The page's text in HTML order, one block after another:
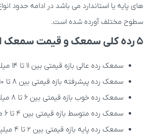
های پایه یا استاندارد می باشد در ادامه حدود
سطوح مختلف آورده شده است.
5 رده کلی سمعک و قیمت سمعک ارزان
سمعک رده عالی بازه قیمتی بین 11 تا 14 میلیون تومان
سمعک رده پیشرفته بازه قیمتی بین 8 تا 10 میلیون تومان
سمعک رده خوب بازه قیمتی بین 6 تا 8 میلیون تومان
سمعک رده متوسط بازه قیمتی بین 4 تا 6 میلیون تومان
سمعک رده پایه بازه قیمتی بین 2 تا 4 میلیون تومان